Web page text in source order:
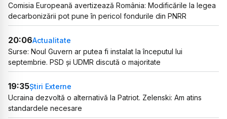
Comisia Europeană avertizează România: Modificările la legea
decarbonizării pot pune în pericol fondurile din PNRR
20:06Actualitate
Surse: Noul Guvern ar putea fi instalat la începutul lui
septembrie. PSD și UDMR discută o majoritate
19:35Știri Externe
Ucraina dezvoltă o alternativă la Patriot. Zelenski: Am atins
standardele necesare